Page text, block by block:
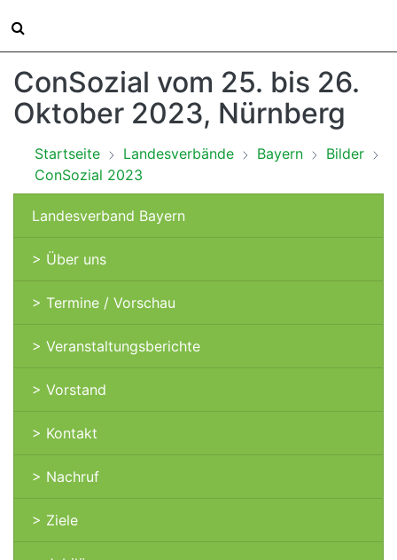
ConSozial vom 25. bis 26.
Oktober 2023, Nürnberg
Startseite Landesverbände Bayern
Bilder
ConSozial 2023
Landesverband Bayern
> Über uns
> Termine / Vorschau
> Veranstaltungsberichte
> Vorstand
> Kontakt
> Nachruf
> Ziele